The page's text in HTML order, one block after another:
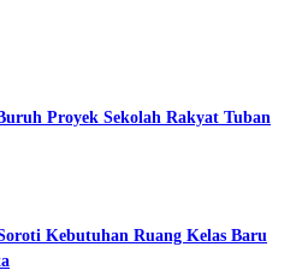
Proyek Sekolah Rakyat Tuban
Kebutuhan Ruang Kelas Baru